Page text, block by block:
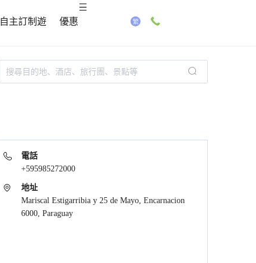
自主訂制遊 優惠
電話
+595985272000
地址
Mariscal Estigarribia y 25 de Mayo, Encarnacion
6000, Paraguay